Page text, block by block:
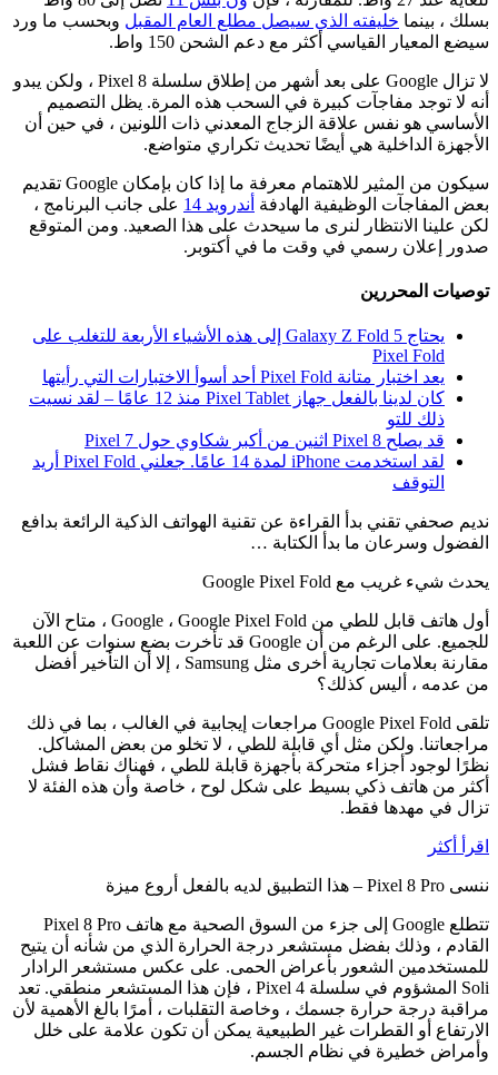
بسلك ، بينما خليفته الذي سيصل مطلع العام المقبل وبحسب ما ورد
سيضع المعيار القياسي أكثر مع دعم الشحن 150 واط.
لا تزال Google على بعد أشهر من إطلاق سلسلة Pixel 8 ، ولكن يبدو
أنه لا توجد مفاجآت كبيرة في السحب هذه المرة. يظل التصميم
الأساسي هو نفس علاقة الزجاج المعدني ذات اللونين ، في حين أن
الأجهزة الداخلية هي أيضًا تحديث تكراري متواضع.
سيكون من المثير للاهتمام معرفة ما إذا كان بإمكان Google تقديم
بعض المفاجآت الوظيفية الهادفة أندرويد 14
على جانب البرنامج ،
لكن علينا الانتظار لنرى ما سيحدث على هذا الصعيد. ومن المتوقع
صدور إعلان رسمي في وقت ما في أكتوبر.
توصيات المحررين
يحتاج Galaxy Z Fold 5 إلى هذه الأشياء الأربعة للتغلب على
Pixel Fold
يعد اختبار متانة Pixel Fold أحد أسوأ الاختبارات التي رأيتها
كان لدينا بالفعل جهاز Pixel Tablet منذ 12 عامًا – لقد نسيت
ذلك للتو
قد يصلح Pixel 8 اثنين من أكبر شكاوي حول Pixel 7
لقد استخدمت iPhone لمدة 14 عامًا. جعلني Pixel Fold أريد
التوقف
نديم صحفي تقني بدأ القراءة عن تقنية الهواتف الذكية الرائعة بدافع
الفضول وسرعان ما بدأ الكتابة …
يحدث شيء غريب مع Google Pixel Fold
أول هاتف قابل للطي من Google ، Google Pixel Fold ، متاح الآن
للجميع. على الرغم من أن Google قد تأخرت بضع سنوات عن اللعبة
مقارنة بعلامات تجارية أخرى مثل Samsung ، إلا أن التأخير أفضل
من عدمه ، أليس كذلك؟
تلقى Google Pixel Fold مراجعات إيجابية في الغالب ، بما في ذلك
مراجعاتنا. ولكن مثل أي قابلة للطي ، لا تخلو من بعض المشاكل.
نظرًا لوجود أجزاء متحركة بأجهزة قابلة للطي ، فهناك نقاط فشل
أكثر من هاتف ذكي بسيط على شكل لوح ، خاصة وأن هذه الفئة لا
تزال في مهدها فقط.
اقرأ أكثر
ننسى Pixel 8 Pro – هذا التطبيق لديه بالفعل أروع ميزة
تتطلع Google إلى جزء من السوق الصحية مع هاتف Pixel 8 Pro
القادم ، وذلك بفضل مستشعر درجة الحرارة الذي من شأنه أن يتيح
للمستخدمين الشعور بأعراض الحمى. على عكس مستشعر الرادار
Soli المشؤوم في سلسلة Pixel 4 ، فإن هذا المستشعر منطقي. تعد
مراقبة درجة حرارة جسمك ، وخاصة التقلبات ، أمرًا بالغ الأهمية لأن
الارتفاع أو القطرات غير الطبيعية يمكن أن تكون علامة على خلل
وأمراض خطيرة في نظام الجسم.